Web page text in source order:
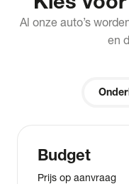
Al onze auto’s
en
Budget
Prijs op aanvraag